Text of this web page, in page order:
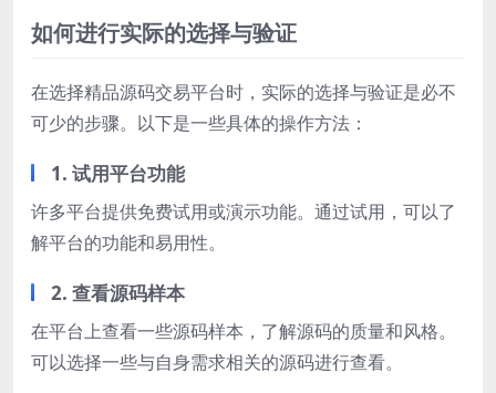
如何进行实际的选择与验证
在选择精品源码交易平台时，实际的选择与验证是必不
可少的步骤。以下是一些具体的操作方法：
1. 试用平台功能
许多平台提供免费试用或演示功能。通过试用，可以了
解平台的功能和易用性。
2. 查看源码样本
在平台上查看一些源码样本，了解源码的质量和风格。
可以选择一些与自身需求相关的源码进行查看。